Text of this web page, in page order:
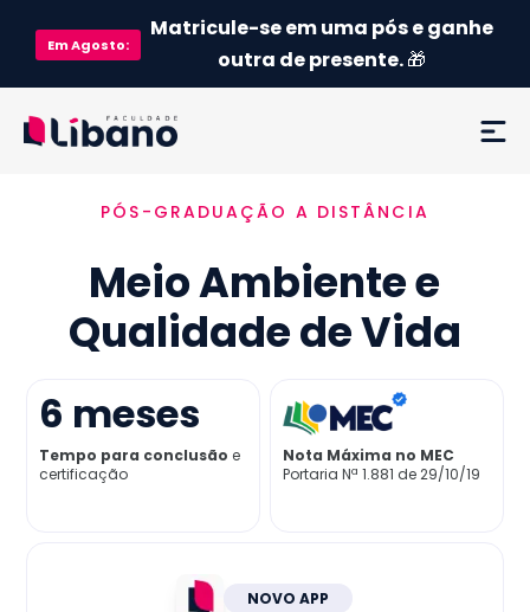
EmAgosto:
Matricule-se em uma pós e ganhe
outra de presente.🎁
Ementa
Como funciona
Credenciamento MEC
Preço
Já sou aluno
PÓS-GRADUAÇÃO A DISTÂNCIA
Meio Ambiente e
Qualidade de Vida
6 meses
Tempo para conclusão e
certificação
Nota Máxima no MEC
Portaria Nª 1.881 de 29/10/19
NOVO APP